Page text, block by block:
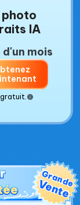
IA
mois
gratuit.
Grande
Vente